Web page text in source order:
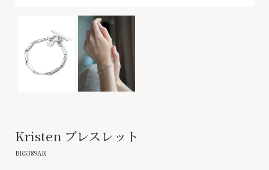
Kristen ブレスレット
BR5389AR